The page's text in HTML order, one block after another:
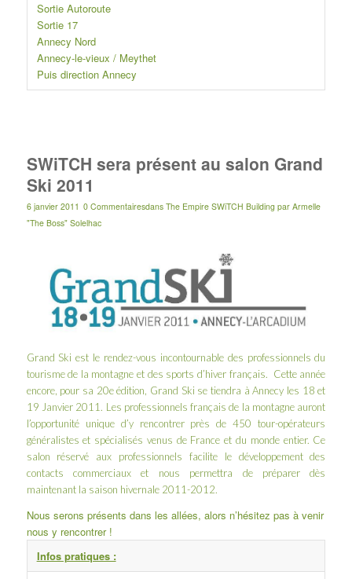
Sortie Autoroute
Sortie 17
Annecy Nord
Annecy-le-vieux / Meythet
Puis direction Annecy
SWiTCH sera présent au salon Grand
Ski 2011
6 janvier 2011 0 Commentairesdans The Empire SWiTCH Building par Armelle
"The Boss" Solelhac
Grand Skiest le rendez-vous incontournable des professionnels du
tourisme de la montagne et des sports d’hiver français. Cette année
encore, pour sa 20e édition, Grand Ski se tiendra à Annecy les 18 et
19 Janvier 2011. Les professionnels français de la montagne auront
l’opportunité unique d’y rencontrer près de 450 tour-opérateurs
généralistes et spécialisés venus de France et du monde entier. Ce
salon réservé aux professionnels facilite le développement des
contacts commerciaux et nous permettra de préparer dès
maintenant la saison hivernale 2011-2012.
Nous serons présents dans les allées, alors n’hésitez pas à venir
nous y rencontrer !
Infos pratiques :